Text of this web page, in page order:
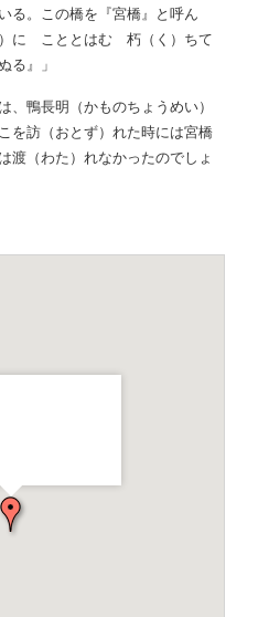
る。この橋を『宮橋』と呼ん
に こととはむ 朽（く）ちて
る』」
、鴨長明（かものちょうめい）
を訪（おとず）れた時には宮橋
渡（わた）れなかったのでしょ